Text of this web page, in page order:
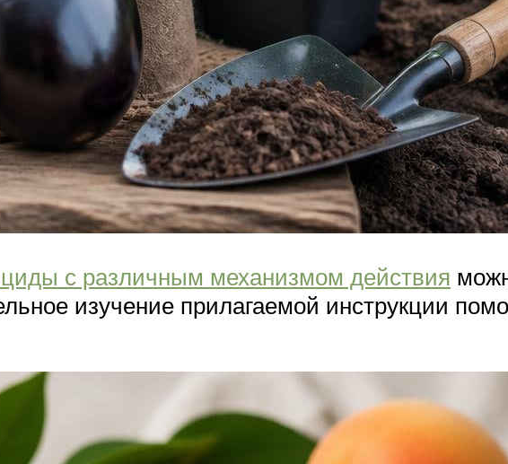
с различным механизмом действия
изучение прилагаемой инструкции